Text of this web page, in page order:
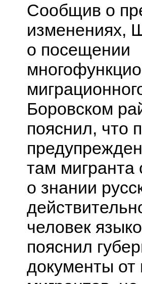
Сообщив о
изменениях,
о посещении
Боровском
пояснил, что
там мигранта
о знании
человек
пояснил
документы от